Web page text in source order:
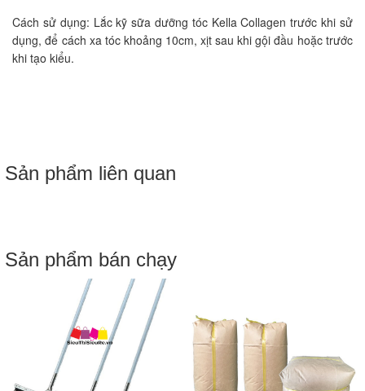
Cách sử dụng: Lắc kỹ sữa dưỡng tóc Kella Collagen trước khi sử
dụng, để cách xa tóc khoảng 10cm, xịt sau khi gội đầu hoặc trước
khi tạo kiểu.
Sản phẩm liên quan
Sản phẩm bán chạy